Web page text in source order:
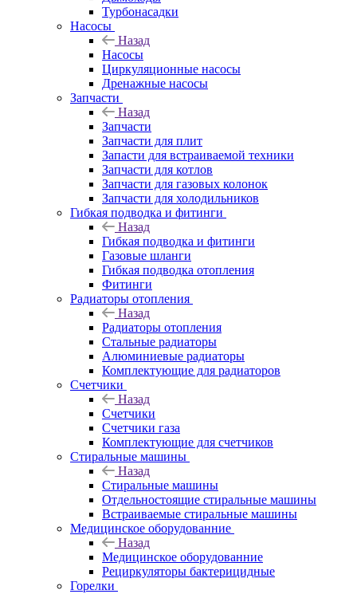
Турбонасадки
Насосы
Назад
Насосы
Циркуляционные насосы
Дренажные насосы
Запчасти
Назад
Запчасти
Запчасти для плит
Запасти для встраиваемой техники
Запчасти для котлов
Запчасти для газовых колонок
Запчасти для холодильников
Гибкая подводка и фитинги
Назад
Гибкая подводка и фитинги
Газовые шланги
Гибкая подводка отопления
Фитинги
Радиаторы отопления
Назад
Радиаторы отопления
Стальные радиаторы
Алюминиевые радиаторы
Комплектующие для радиаторов
Счетчики
Назад
Счетчики
Счетчики газа
Комплектующие для счетчиков
Стиральные машины
Назад
Стиральные машины
Отдельностоящие стиральные машины
Встраиваемые стиральные машины
Медицинское оборудованние
Назад
Медицинское оборудованние
Рециркуляторы бактерицидные
Горелки